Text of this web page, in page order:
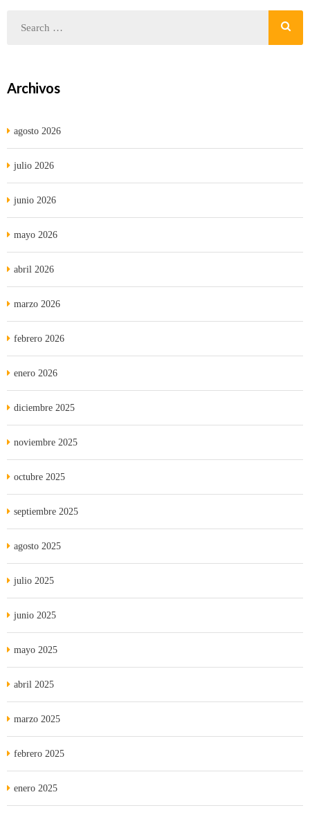
Archivos
agosto 2026
julio 2026
junio 2026
mayo 2026
abril 2026
marzo 2026
febrero 2026
enero 2026
diciembre 2025
noviembre 2025
octubre 2025
septiembre 2025
agosto 2025
julio 2025
junio 2025
mayo 2025
abril 2025
marzo 2025
febrero 2025
enero 2025